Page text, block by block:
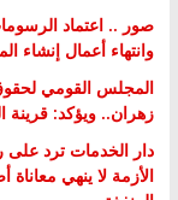
صور .. اعتماد
وانتهاء أعمال إنشاء
المجلس القومي
زهران.. ويؤكد: قرينة
دار الخدمات ترد على
الأزمة لا ينهي